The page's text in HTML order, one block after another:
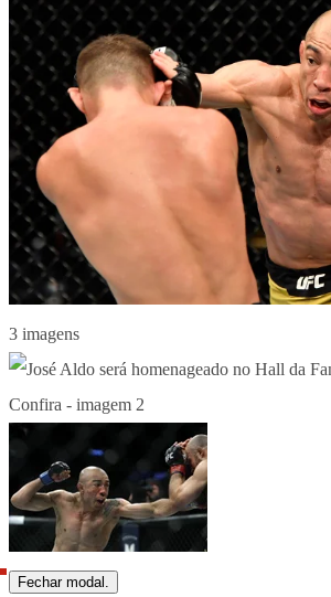
3 imagens
Fechar modal.